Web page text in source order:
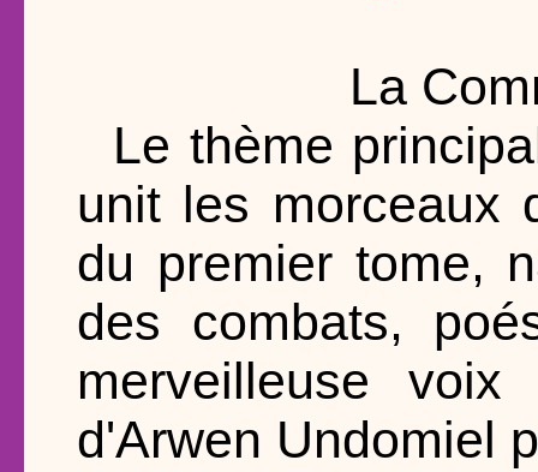
La
Le thème
unit les morceaux
du premier tome,
des combats,
merveilleuse
d'Arwen Undomiel